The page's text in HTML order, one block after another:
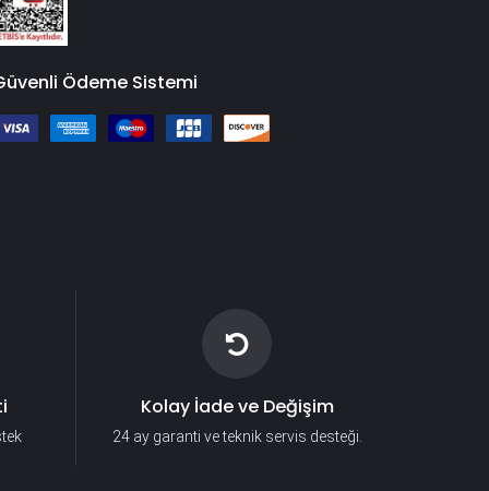
Ödeme Sistemi
Kolay İade ve Değişim
24 ay garanti ve teknik servis desteği.